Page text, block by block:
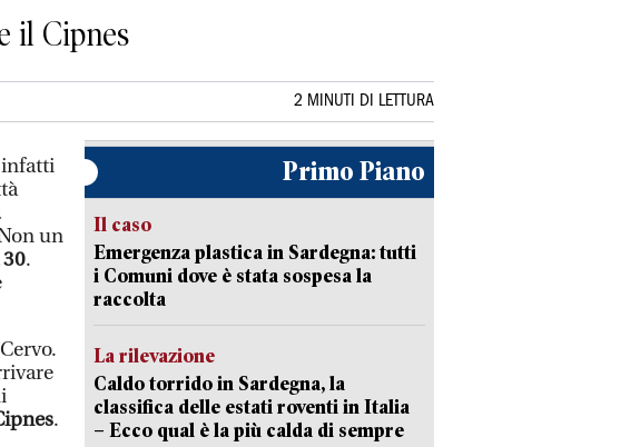
il Cipnes
2 MINUTI DI LETTURA
infatti
un
.
.
Primo Piano
Il caso
Emergenza plastica in Sardegna: tutti
i Comuni dove è stata sospesa la
raccolta
La rilevazione
Caldo torrido in Sardegna, la
classifica delle estati roventi in Italia
– Ecco qual è la più calda di sempre